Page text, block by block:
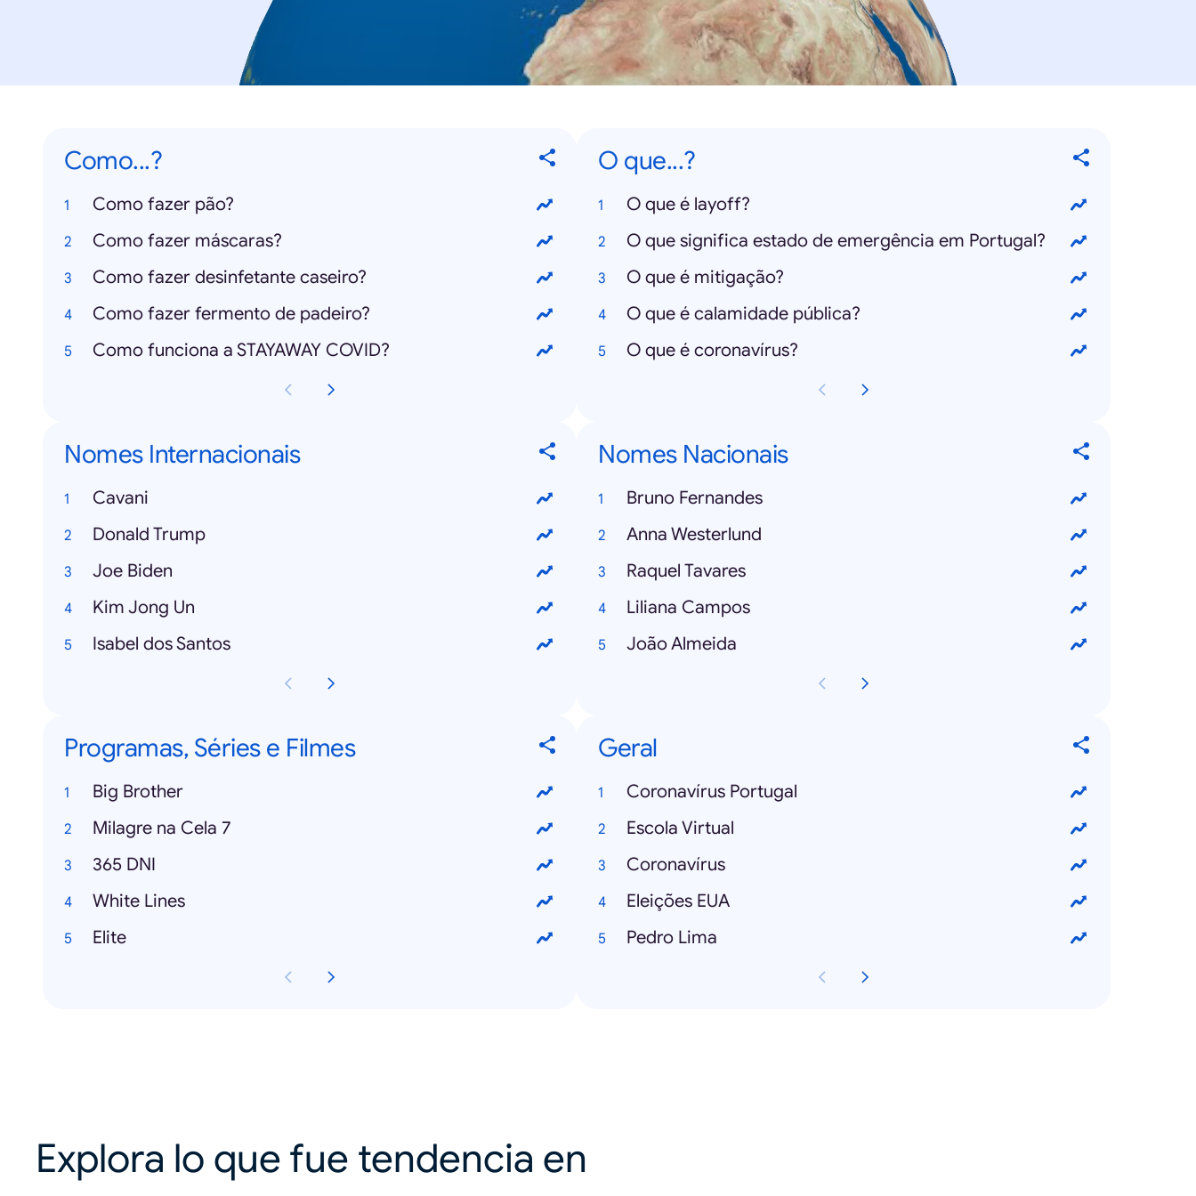
Como...?
Como fazer pão?
Como fazer máscaras?
Como fazer desinfetante caseiro?
Como fazer fermento de padeiro?
Como funciona a STAYAWAY COVID?
O que...?
O que é layoff?
O que significa estado de emergência em Portugal?
O que é mitigação?
O que é calamidade pública?
O que é coronavírus?
Nomes Internacionais
Cavani
Donald Trump
Joe Biden
Kim Jong Un
Isabel dos Santos
Nomes Nacionais
Bruno Fernandes
Anna Westerlund
Raquel Tavares
Liliana Campos
João Almeida
Programas, Séries e Filmes
Big Brother
Milagre na Cela 7
365 DNI
White Lines
Elite
Geral
Coronavírus Portugal
Escola Virtual
Coronavírus
Eleições EUA
Pedro Lima
Explora lo que fue tendencia en